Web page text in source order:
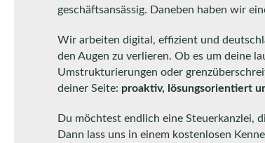
geschäftsansässig. Daneben haben wir
Wir arbeiten digital, effizient und
den Augen zu verlieren. Ob es um deine
Umstrukturierungen oder
deiner Seite: proaktiv, lösungsorientiert
Du möchtest endlich eine Steuerkanzlei,
Dann lass uns in einem kostenlosen